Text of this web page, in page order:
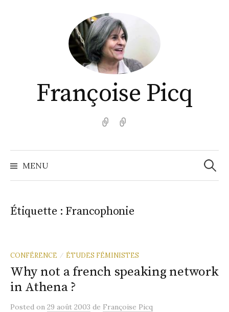
Françoise Picq
English
MENU
Étiquette : Francophonie
CONFÉRENCE / ÉTUDES FÉMINISTES
Why not a french speaking network
in Athena ?
Posted on 29 août 2003 de Françoise Picq